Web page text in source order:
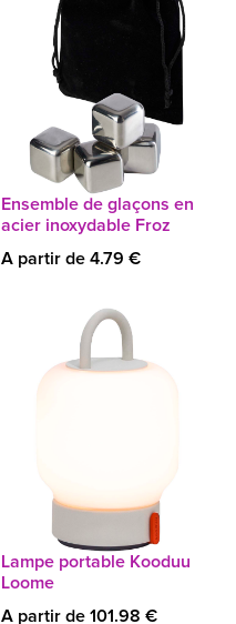
Ensemble de glaçons en
acier inoxydable Froz
A partir de 4.79 €
Lampe portable Kooduu
Loome
A partir de 101.98 €